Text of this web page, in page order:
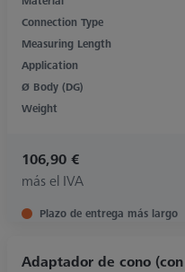
Connection Type
Measuring Length
Application
Ø Body (DG)
Weight
106,90 €
más el IVA
Plazo de entrega más largo
Adaptador de cono